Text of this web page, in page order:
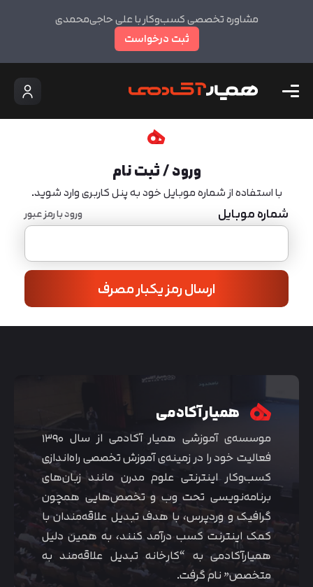
مشاوره تخصصی کسب‌وکار با علی حاجی‌محمدی
ثبت درخواست
ورود / ثبت نام
با استفاده از شماره موبایل خود به پنل کاربری وارد شوید.
شماره موبایل ورود با رمز عبور
ارسال رمز یکبار مصرف
همیار آکادمی
موسسه‌ی آموزشی همیار آکادمی از سال ۱۳۹۰
فعالیت خود را در زمینه‌ی آموزش تخصصی راه‌اندازی
کسب‌و‌کار اینترنتی علوم مدرن مانند زبان‌های
برنامه‌نویسی تحت وب و تخصص‌هایی همچون
گرافیک و وردپرس، با هدف تبدیل علاقه‌مندان با
کمک اینترنت کسب درآمد کنند، به همین دلیل
همیارآکادمی به “کارخانه تبدیل علاقه‌مند به
متخصص” نام گرفت.
متوجه شدم